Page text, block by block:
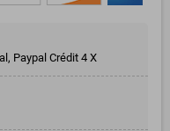
Paypal Crédit 4 X